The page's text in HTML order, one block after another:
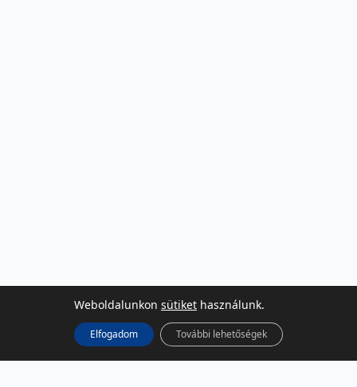
Weboldalunkon sütiket használunk.
Elfogadom További lehetőségek